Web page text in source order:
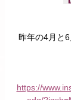
昨年の4月と6
https://